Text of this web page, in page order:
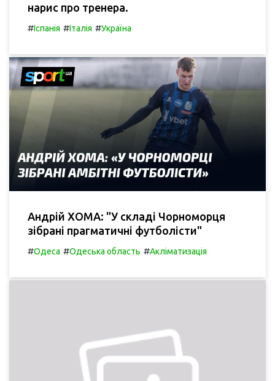
нарис про тренера.
#Іспанія #Італія #Україна
Андрій ХОМА: "У складі Чорноморця
зібрані прагматичні футболісти"
#Одеса #Одеська область #Акліматизація